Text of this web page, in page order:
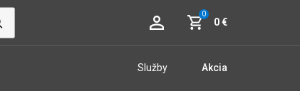
0
0 €
Služby Akcia